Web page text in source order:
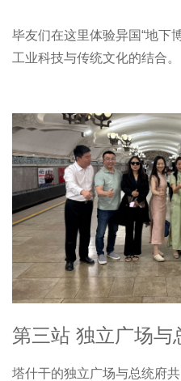
毕友们在这里体验异国“地下
工业科技与传统文化的结合。
第三站 独立广场与
塔什干的独立广场与总统府